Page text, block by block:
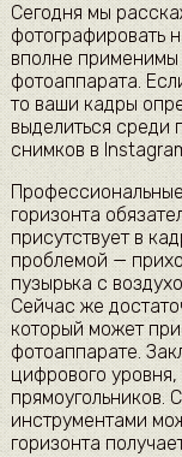
Сегодня мы
фотографировать
вполне
фотоаппарата.
то ваши кадры
выделиться среди
снимков в
горизонта
присутствует в
проблемой —
пузырька с
Сейчас же
который может
фотоаппарате.
цифрового
прямоугольников.
инструментами
горизонта